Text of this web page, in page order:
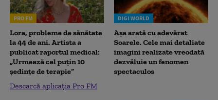
PRO FM
Lora, probleme de sănătate
la 44 de ani. Artista a
publicat raportul medical:
„Urmează cel puțin 10
ședințe de terapie”
Descarcă aplicația Pro FM
DIGI WORLD
Așa arată cu adevărat
Soarele. Cele mai detaliate
imagini realizate vreodată
dezvăluie un fenomen
spectaculos